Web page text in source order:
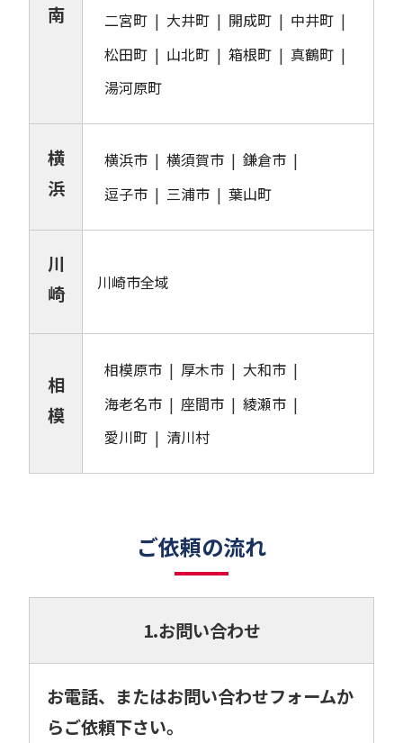
南
二宮町
大井町 開成町
中井町
松田町
山北町 箱根町
真鶴町
湯河原町
横
浜
横浜市 横須賀市
鎌倉市
逗子市
三浦市 葉山町
川
崎
川崎市全域
相
模
相模原市 厚木市
大和市
海老名市
座間市
綾瀬市
愛川町
清川村
ご依頼の流れ
1.お問い合わせ
お電話、またはお問い合わせフォームか
らご依頼下さい。